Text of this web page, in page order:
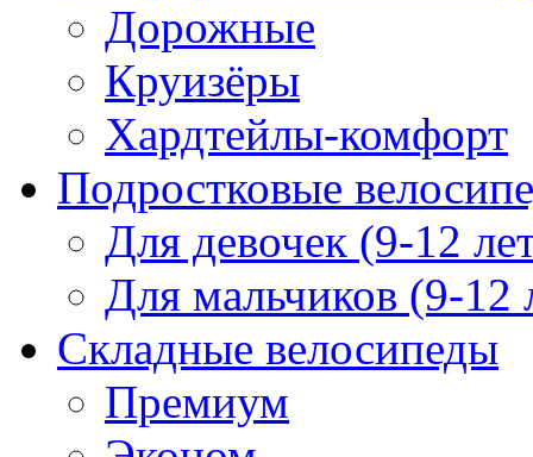
Дорожные
Круизёры
Хардтейлы-комфорт
Подростковые
Для девочек (9-12
Для мальчиков (9-12
Складные велосипеды
Премиум